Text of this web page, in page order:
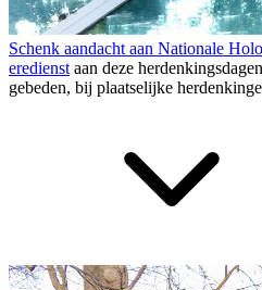
Schenk aandacht aan Nationale
eredienstaan deze
gebeden, bij plaatselijke